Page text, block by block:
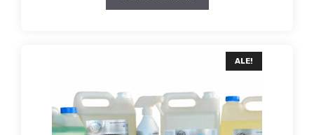
ALE!